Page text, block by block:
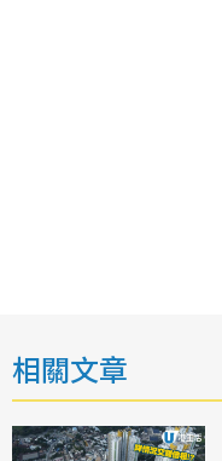
相關文章